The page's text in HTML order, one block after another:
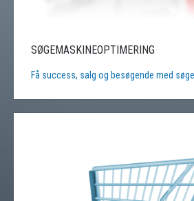
SØGEMASKINEOPTIMERING
Få success, salg og besøgende med